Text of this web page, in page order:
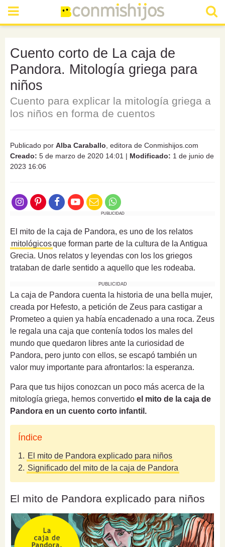
Cuento corto de La caja de
Pandora. Mitología griega para
niños
Cuento para explicar la mitología griega a
los niños en forma de cuentos
Publicado por Alba Caraballo , editora de Conmishijos.com
Creado: 5 de marzo de 2020 14:01 | Modificado: 1 de junio de
2023 16:06
PUBLICIDAD
El mito de la caja de Pandora, es uno de los relatos
mitológicosque forman parte de la cultura de la Antigua
Grecia. Unos relatos y leyendas con los los griegos
trataban de darle sentido a aquello que les rodeaba.
PUBLICIDAD
La caja de Pandora cuenta la historia de una bella mujer,
creada por Hefesto, a petición de Zeus para castigar a
Prometeo a quien ya había encadenado a una roca. Zeus
le regala una caja que contenía todos los males del
mundo que quedaron libres ante la curiosidad de
Pandora, pero junto con ellos, se escapó también un
valor muy importante para afrontarlos: la esperanza.
Para que tus hijos conozcan un poco más acerca de la
mitología griega, hemos convertido el mito de la caja de
Pandora en un cuento corto infantil.
Índice
1. El mito de Pandora explicado para niños
2. Significado del mito de la caja de Pandora
El mito de Pandora explicado para niños